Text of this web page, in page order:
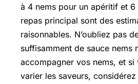
à 4 nems pour un apéritif et
repas principal sont des
raisonnables. N’oubliez pas
suffisamment de sauce nems
accompagner vos nems, et si
varier les saveurs,